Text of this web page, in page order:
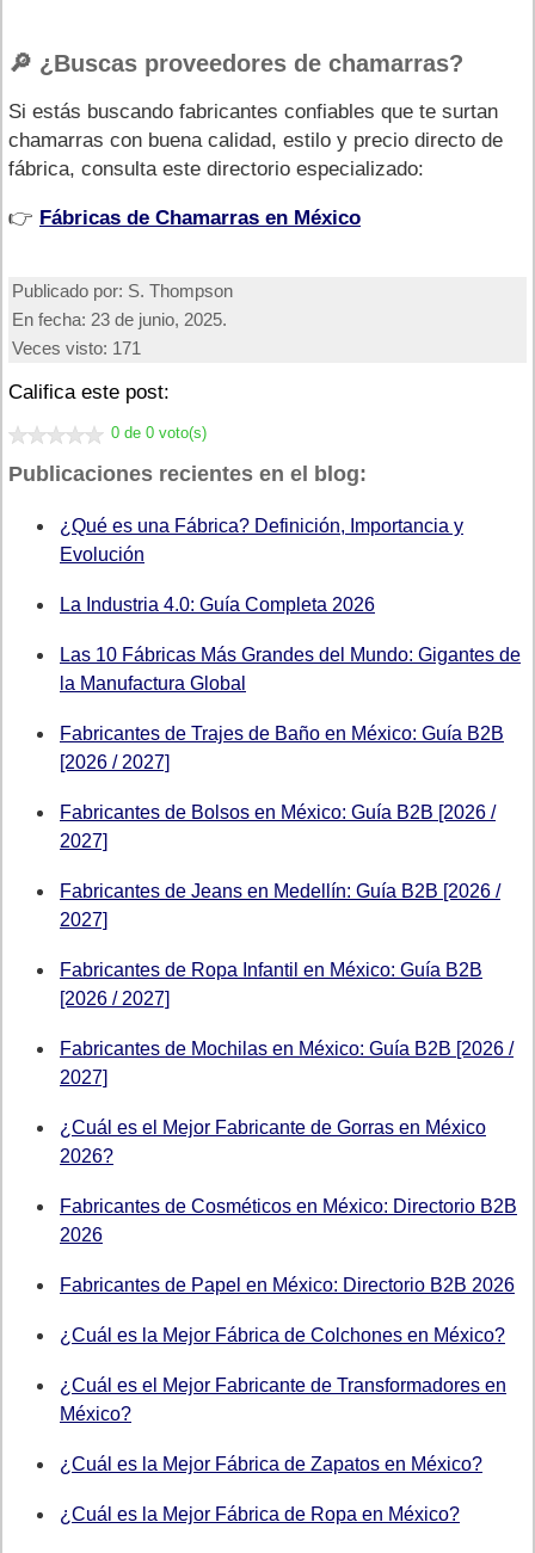
🔎 ¿Buscas proveedores de chamarras?
Si estás buscando fabricantes confiables que te surtan
chamarras con buena calidad, estilo y precio directo de
fábrica, consulta este directorio especializado:
👉 Fábricas de Chamarras en México
Publicado por: S. Thompson
En fecha: 23 de junio, 2025.
Veces visto: 171
Califica este post:
0 de 0 voto(s)
Publicaciones recientes en el blog:
¿Qué es una Fábrica? Definición, Importancia y
Evolución
La Industria 4.0: Guía Completa 2026
Las 10 Fábricas Más Grandes del Mundo: Gigantes de
la Manufactura Global
Fabricantes de Trajes de Baño en México: Guía B2B
[2026 / 2027]
Fabricantes de Bolsos en México: Guía B2B [2026 /
2027]
Fabricantes de Jeans en Medellín: Guía B2B [2026 /
2027]
Fabricantes de Ropa Infantil en México: Guía B2B
[2026 / 2027]
Fabricantes de Mochilas en México: Guía B2B [2026 /
2027]
¿Cuál es el Mejor Fabricante de Gorras en México
2026?
Fabricantes de Cosméticos en México: Directorio B2B
2026
Fabricantes de Papel en México: Directorio B2B 2026
¿Cuál es la Mejor Fábrica de Colchones en México?
¿Cuál es el Mejor Fabricante de Transformadores en
México?
¿Cuál es la Mejor Fábrica de Zapatos en México?
¿Cuál es la Mejor Fábrica de Ropa en México?